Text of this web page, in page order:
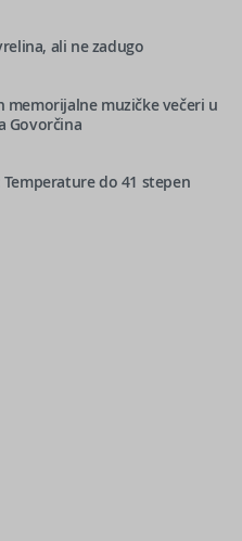
ali ne zadugo
memorijalne muzičke večeri u
Govorčina
do 41 stepen